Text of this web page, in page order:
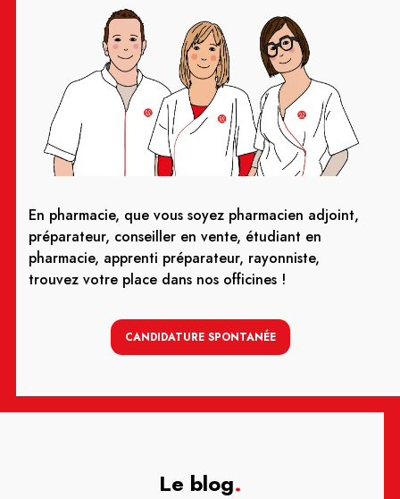
En pharmacie, que vous soyez pharmacien adjoint,
préparateur, conseiller en vente, étudiant en
pharmacie, apprenti préparateur, rayonniste,
trouvez votre place dans nos officines !
CANDIDATURE SPONTANÉE
Le blog.